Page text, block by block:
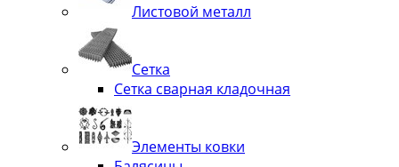
Листовой металл
Сетка
Сетка сварная кладочная
Элементы ковки